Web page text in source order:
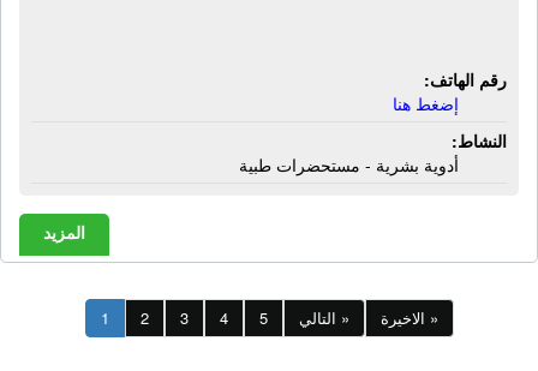
رقم الهاتف:
إضغط هنا
النشاط:
أدوية بشرية - مستحضرات طبية
المزيد
1 2 3 4 5 التالي » الاخيرة »